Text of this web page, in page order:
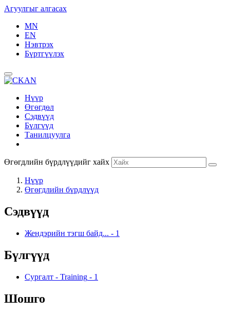
Агуулгыг алгасах
MN
EN
Нэвтрэх
Бүртгүүлэх
Нүүр
Өгөгдөл
Сэдвүүд
Бүлгүүд
Танилцуулга
Өгөгдлийн бүрдлүүдийг хайх
Нүүр
Өгөгдлийн бүрдлүүд
Сэдвүүд
Жендэрийн тэгш байд... - 1
Бүлгүүд
Сургалт - Training - 1
Шошго